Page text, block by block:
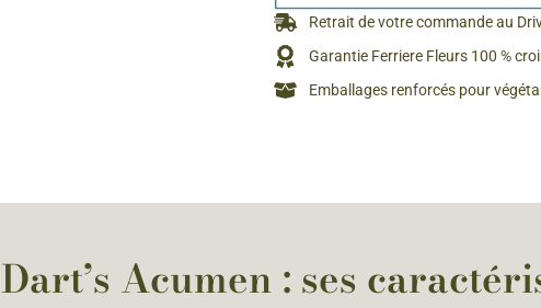
d’Antan
Bulbes
Retrait de votre commande au
Garantie Ferriere Fleurs 100 %
Emballages renforcés pour
Acumen : ses